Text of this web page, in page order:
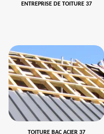
ENTREPRISE DE TOITURE 37
TOITURE BAC ACIER 37